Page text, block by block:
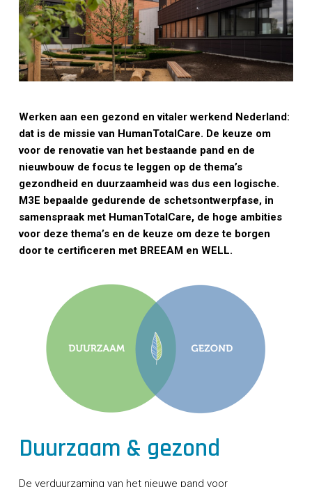
Werken aan een gezond en vitaler werkend Nederland:
dat is de missie van HumanTotalCare. De keuze om
voor de renovatie van het bestaande pand en de
nieuwbouw de focus te leggen op de thema’s
gezondheid en duurzaamheid was dus een logische.
M3E bepaalde gedurende de schetsontwerpfase, in
samenspraak met HumanTotalCare, de hoge ambities
voor deze thema’s en de keuze om deze te borgen
door te certificeren met BREEAM en WELL.
Duurzaam & gezond
De verduurzaming van het nieuwe pand voor